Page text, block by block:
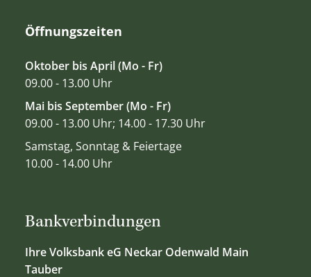
Bankverbindungen
Ihre Volksbank eG Neckar Odenwald Main
Tauber
Öffnungszeiten
Oktober bis April (Mo - Fr)
09.00 - 13.00 Uhr
Mai bis September (Mo - Fr)
09.00 - 13.00 Uhr; 14.00 - 17.30 Uhr
Samstag, Sonntag & Feiertage
10.00 - 14.00 Uhr